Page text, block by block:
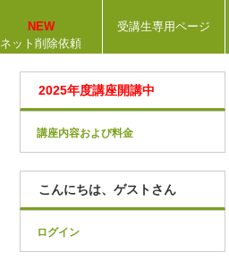
NEW
ネット削除依頼
受講生専用ページ
2025年度講座開講中
講座内容および料金
こんにちは、ゲストさん
ログイン